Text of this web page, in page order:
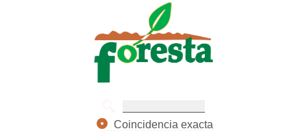
Coincidencia exacta